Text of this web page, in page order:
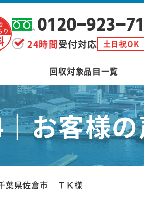
り
0120-923-
24時間受付対応 土日祝OK
回収対象品目一覧
お客様
葉県佐倉市 ＴＫ様